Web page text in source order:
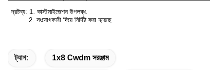
দ্রষ্টব্য: 1. কাস্টমাইজেশন উপলব্ধ.
2. সংযোগকারী দিয়ে নির্দিষ্ট করা হয়েছে
ট্যাগ: 1x8 Cwdm সরঞ্জাম